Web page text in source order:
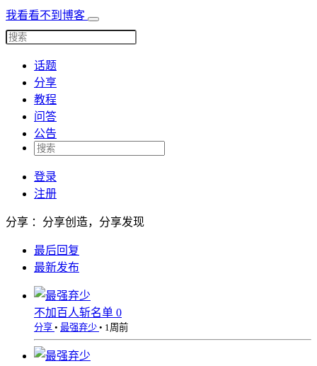
我看看不到博客
话题
分享
教程
问答
公告
登录
注册
分享 ：分享创造，分享发现
最后回复
最新发布
不加百人斩名单 0
分享 • 最强弃少 • 1周前